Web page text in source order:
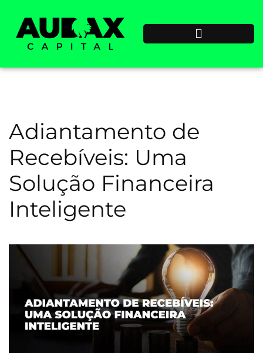
Adiantamento de
Recebíveis: Uma
Solução Financeira
Inteligente